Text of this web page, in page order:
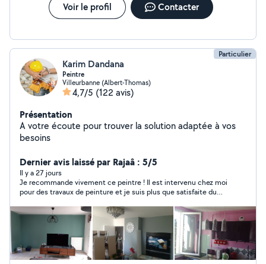
Voir le profil Contacter
Particulier
Karim Dandana
Peintre
Villeurbanne (Albert-Thomas)
4,7/5 (122 avis)
Présentation
A votre écoute pour trouver la solution adaptée à vos
besoins
Dernier avis laissé par Rajaâ : 5/5
Il y a 27 jours
Je recommande vivement ce peintre ! Il est intervenu chez moi
pour des travaux de peinture et je suis plus que satisfaite du
précision, les finitions sont impeccables. En plus d’être très
professionnel, il a été rapide tout en respectant les délais
annoncés. C’est très appréciable de tomber sur des personnes
comme ça. C’est une personne sérieuse, ponctuelle et à
l’écoute. Je n’hésiterai pas à refaire appel à lui et à le
recommander autour de moi les yeux fermés !